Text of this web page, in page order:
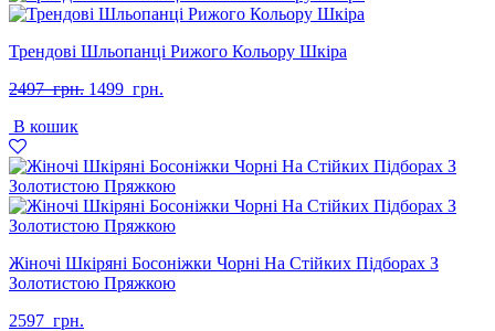
Трендові Шльопанці Рижого Кольору Шкіра
2497 грн. Оригінальна
1499 грн.
В кошик
Жіночі Шкіряні Босоніжки Чорні На Стійких Підборах З
Золотистою Пряжкою
2597 грн.